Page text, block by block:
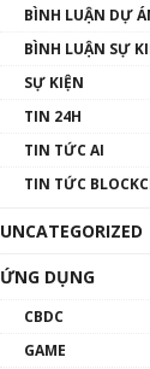
BÌNH LUẬN DỰ
BÌNH LUẬN SỰ
SỰ KIỆN
TIN 24H
TIN TỨC AI
TIN TỨC
UNCATEGORIZED
ỨNG DỤNG
CBDC
GAME